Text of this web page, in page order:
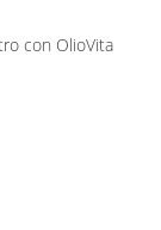
con OlioVita